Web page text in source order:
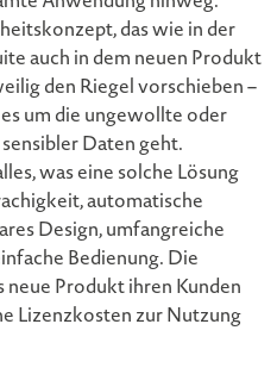
das wie in der
auch in dem neuen Produkt
den Riegel vorschieben –
um die ungewollte oder
Daten geht.
was eine solche Lösung
automatische
Design, umfangreiche
Bedienung. Die
Produkt ihren Kunden
Lizenzkosten zur Nutzung